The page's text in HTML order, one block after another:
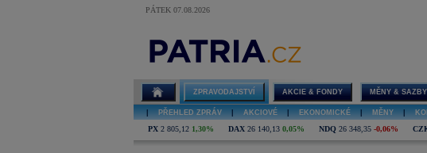
PÁTEK 07.08.2026
ZPRAVODAJSTVÍ AKCIE & FONDY MĚNY & SAZBY
PŘEHLED ZPRÁV AKCIOVÉ EKONOMICKÉ MĚNY
PX 2 805,12 1,30% DAX 26 140,13 0,05% NDQ 26 348,35 -0,06%